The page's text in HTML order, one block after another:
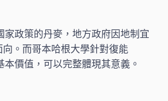
家政策的丹麥，地方政府因地制宜
。而哥本哈根大學針對復能
價值，可以完整體現其意義。